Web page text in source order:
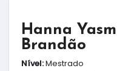
Hanna
Brandão
Nível:Mestrado